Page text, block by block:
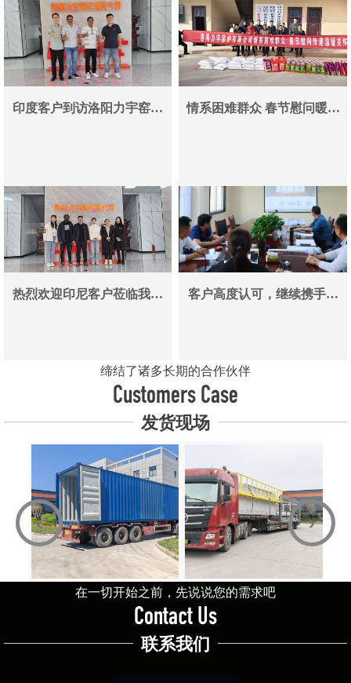
印度客户到访洛阳力宇窑炉
情系困难群众 春节慰问暖人
热烈欢迎印尼客户莅临我司
客户高度认可，继续携手同
缔结了诸多长期的合作伙伴
Customers Case
发货现场
‹ ›
在一切开始之前，先说说您的需求吧
Contact Us
联系我们